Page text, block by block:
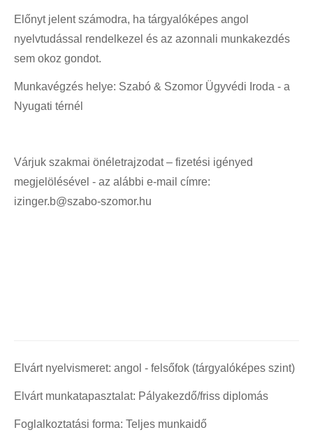
Műfordítás, forrás
Idegennyelvű sorozatunk
ÁJK Kari kiadványok
Előnyt jelent számodra, ha tárgyalóképes angol
nyelvtudással rendelkezel és az azonnali munkakezdés
sem okoz gondot.
Munkavégzés helye: Szabó & Szomor Ügyvédi Iroda - a
Nyugati térnél
Várjuk szakmai önéletrajzodat – fizetési igényed
megjelölésével - az alábbi e-mail címre:
izinger.b@szabo-szomor.hu
Elvárt nyelvismeret: angol - felsőfok (tárgyalóképes szint)
Elvárt munkatapasztalat: Pályakezdő/friss diplomás
Foglalkoztatási forma: Teljes munkaidő